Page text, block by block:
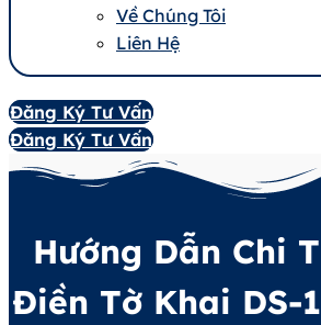
Về Chúng Tôi
Liên Hệ
Đăng Ký Tư Vấn
Đăng Ký Tư Vấn
Hướng Dẫn Chi
Điền Tờ Khai DS-